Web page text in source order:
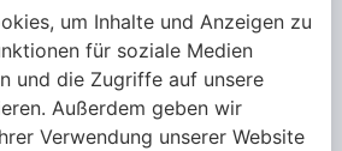
Mehr anzeigen
um Inhalte und Anzeigen zu
für soziale Medien
und die Zugriffe auf unsere
Außerdem geben wir
Verwendung unserer Website